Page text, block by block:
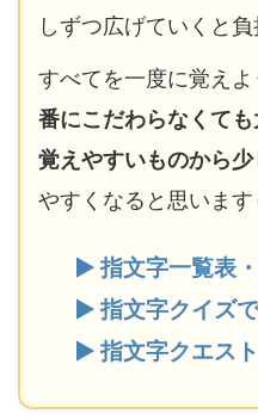
しずつ広げていくと
すべてを一度に覚えよ
番にこだわらなくて
覚えやすいものから少
やすくなると思いま
▶ 指文字一覧表
▶ 指文字クイズ
▶ 指文字クエス